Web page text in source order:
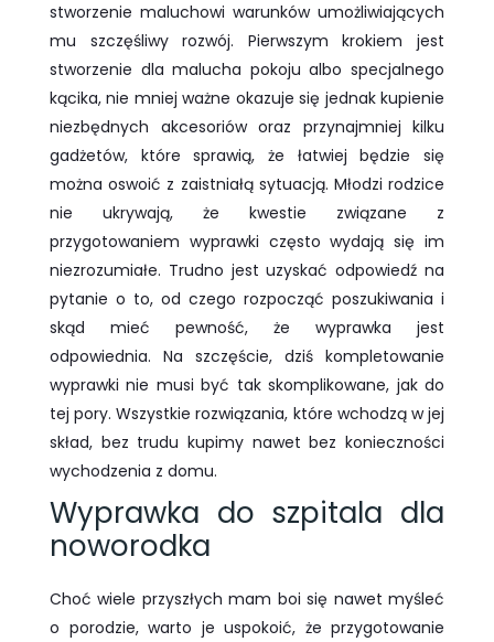
stworzenie maluchowi warunków umożliwiających
mu szczęśliwy rozwój. Pierwszym krokiem jest
stworzenie dla malucha pokoju albo specjalnego
kącika, nie mniej ważne okazuje się jednak kupienie
niezbędnych akcesoriów oraz przynajmniej kilku
gadżetów, które sprawią, że łatwiej będzie się
można oswoić z zaistniałą sytuacją. Młodzi rodzice
nie ukrywają, że kwestie związane z
przygotowaniem wyprawki często wydają się im
niezrozumiałe. Trudno jest uzyskać odpowiedź na
pytanie o to, od czego rozpocząć poszukiwania i
skąd mieć pewność, że wyprawka jest
odpowiednia. Na szczęście, dziś kompletowanie
wyprawki nie musi być tak skomplikowane, jak do
tej pory. Wszystkie rozwiązania, które wchodzą w jej
skład, bez trudu kupimy nawet bez konieczności
wychodzenia z domu.
Wyprawka do szpitala dla
noworodka
Choć wiele przyszłych mam boi się nawet myśleć
o porodzie, warto je uspokoić, że przygotowanie